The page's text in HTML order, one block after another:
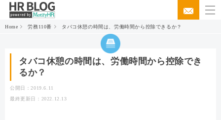
Home 労務110番 タバコ休憩の時間は、労働時間から控除できるか？
タバコ休憩の時間は、労働時間から控除でき
るか？
公開日：2019.6.11
最終更新日：2022.12.13